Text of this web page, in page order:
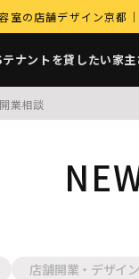
の店舗デザイン京都
テナントを貸したい家
開業相談
店舗開業・デザイ